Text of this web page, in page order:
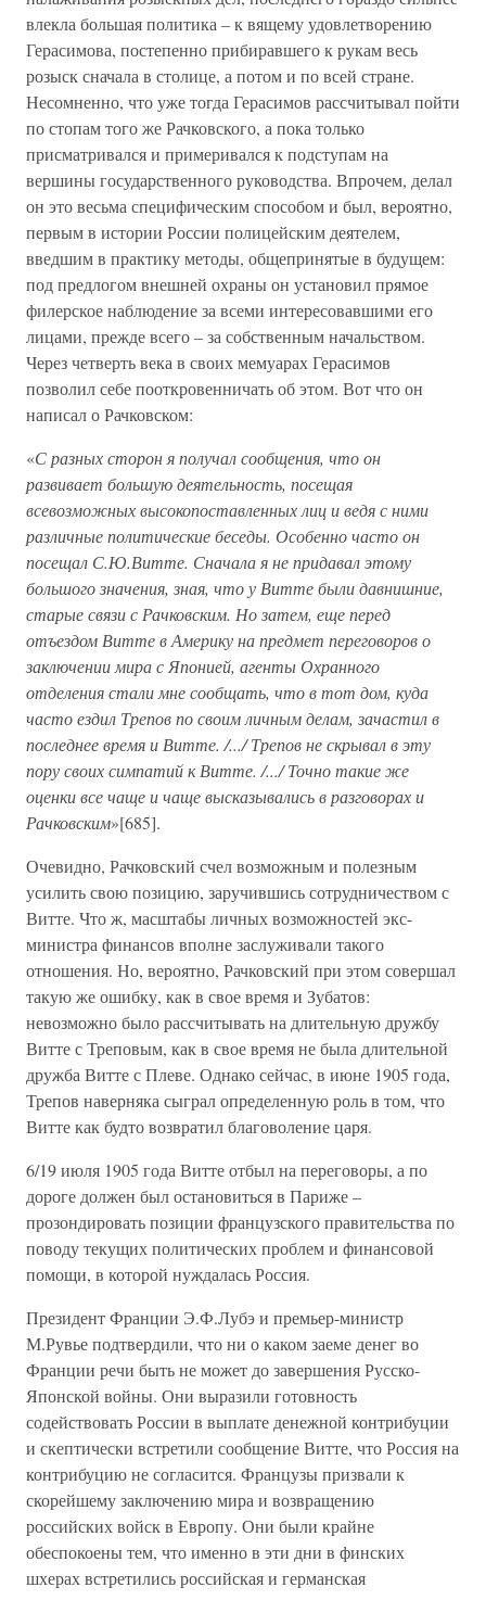
влекла большая политика – к вящему удовлетворению
Герасимова, постепенно прибиравшего к рукам весь
розыск сначала в столице, а потом и по всей стране.
Несомненно, что уже тогда Герасимов рассчитывал пойти
по стопам того же Рачковского, а пока только
присматривался и примеривался к подступам на
вершины государственного руководства. Впрочем, делал
он это весьма специфическим способом и был, вероятно,
первым в истории России полицейским деятелем,
введшим в практику методы, общепринятые в будущем:
под предлогом внешней охраны он установил прямое
филерское наблюдение за всеми интересовавшими его
лицами, прежде всего – за собственным начальством.
Через четверть века в своих мемуарах Герасимов
позволил себе пооткровенничать об этом. Вот что он
написал о Рачковском:
«С разных сторон я получал сообщения, что он
развивает большую деятельность, посещая
всевозможных высокопоставленных лиц и ведя с ними
различные политические беседы. Особенно часто он
посещал С.Ю.Витте. Сначала я не придавал этому
большого значения, зная, что у Витте были давнишние,
старые связи с Рачковским. Но затем, еще перед
отъездом Витте в Америку на предмет переговоров о
заключении мира с Японией, агенты Охранного
отделения стали мне сообщать, что в тот дом, куда
часто ездил Трепов по своим личным делам, зачастил в
последнее время и Витте. /.../ Трепов не скрывал в эту
пору своих симпатий к Витте. /.../ Точно такие же
оценки все чаще и чаще высказывались в разговорах и
Рачковским»[685].
Очевидно, Рачковский счел возможным и полезным
усилить свою позицию, заручившись сотрудничеством с
Витте. Что ж, масштабы личных возможностей экс-
министра финансов вполне заслуживали такого
отношения. Но, вероятно, Рачковский при этом совершал
такую же ошибку, как в свое время и Зубатов:
невозможно было рассчитывать на длительную дружбу
Витте с Треповым, как в свое время не была длительной
дружба Витте с Плеве. Однако сейчас, в июне 1905 года,
Трепов наверняка сыграл определенную роль в том, что
Витте как будто возвратил благоволение царя.
6/19 июля 1905 года Витте отбыл на переговоры, а по
дороге должен был остановиться в Париже –
прозондировать позиции французского правительства по
поводу текущих политических проблем и финансовой
помощи, в которой нуждалась Россия.
Президент Франции Э.Ф.Лубэ и премьер-министр
М.Рувье подтвердили, что ни о каком заеме денег во
Франции речи быть не может до завершения Русско-
Японской войны. Они выразили готовность
содействовать России в выплате денежной контрибуции
и скептически встретили сообщение Витте, что Россия на
контрибуцию не согласится. Французы призвали к
скорейшему заключению мира и возвращению
российских войск в Европу. Они были крайне
обеспокоены тем, что именно в эти дни в финских
шхерах встретились российская и германская